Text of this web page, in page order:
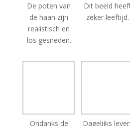
realistisch en
los gesneden.
genegenheid zal
hij de haan voor
Een man met
zijn haan die